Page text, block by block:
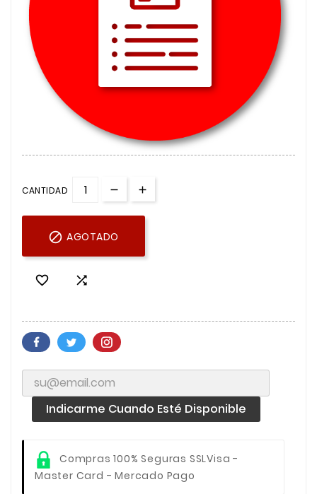
CANTIDAD
 AGOTADO
 
Indicarme Cuando Esté Disponible
Compras 100% Seguras SSLVisa -
Master Card - Mercado Pago